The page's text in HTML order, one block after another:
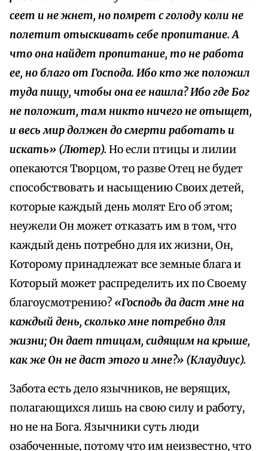
сеет и не жнет, но помрет с голоду коли не
полетит отыскивать себе пропитание. А
что она найдет пропитание, то не работа
ее, но благо от Господа. Ибо кто же положил
туда пищу, чтобы она ее нашла? Ибо где Бог
не положит, там никто ничего не отыщет,
и весь мир должен до смерти работать и
искать» (Лютер). Но если птицы и лилии
опекаются Творцом, то разве Отец не будет
способствовать и насыщению Своих детей,
которые каждый день молят Его об этом;
неужели Он может отказать им в том, что
каждый день потребно для их жизни, Он,
Которому принадлежат все земные блага и
Который может распределить их по Своему
благоусмотрению? «Господь да даст мне на
каждый день, сколько мне потребно для
жизни; Он дает птицам, сидящим на крыше,
как же Он не даст этого и мне?» (Клаудиус).
Забота есть дело язычников, не верящих,
полагающихся лишь на свою силу и работу,
но не на Бога. Язычники суть люди
озабоченные, потому что им неизвестно, что